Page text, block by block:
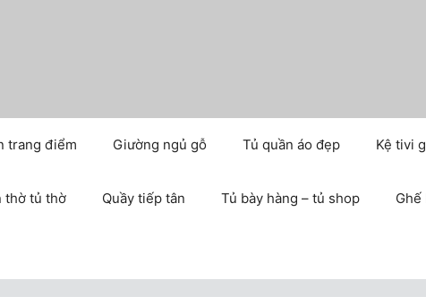
trang điểm Giường ngủ gỗ Tủ quần áo đẹp Kệ tivi
thờ tủ thờ Quầy tiếp tân Tủ bày hàng – tủ shop